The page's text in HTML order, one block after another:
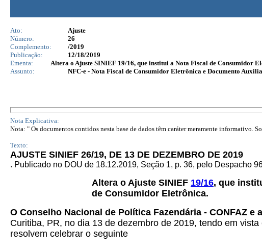
Ato:
Ajuste
Número:
26
Complemento:
/2019
Publicação:
12/18/2019
Ementa:
Altera o Ajuste SINIEF 19/16, que institui a Nota Fiscal de Consumidor
Assunto:
NFC-e - Nota Fiscal de Consumidor Eletrônica e Documento
Nota Explicativa:
Nota: " Os documentos contidos nesta base de dados têm caráter meramente
Texto:
AJUSTE SINIEF 26/19, DE 13 DE DEZEMBRO DE 2019
. Publicado no DOU de 18.12.2019, Seção 1, p. 36, pelo Despacho
Altera o Ajuste SINIEF 19/16, que
de Consumidor Eletrônica.
O Conselho Nacional de Política Fazendária - CONFAZ e
Curitiba, PR, no dia 13 de dezembro de 2019, tendo em
resolvem celebrar o seguinte